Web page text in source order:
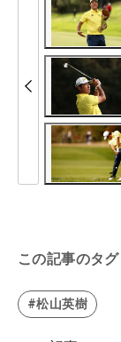
この記事のタグ
#松山英樹